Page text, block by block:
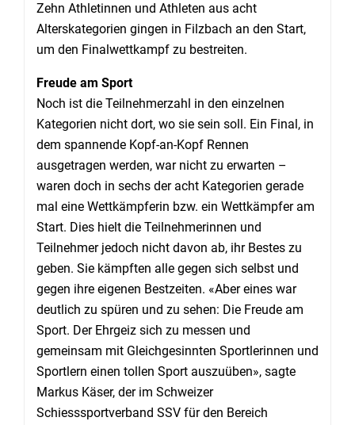
Zehn Athletinnen und Athleten aus acht
Alterskategorien gingen in Filzbach an den Start,
um den Finalwettkampf zu bestreiten.
Freude am Sport
Noch ist die Teilnehmerzahl in den einzelnen
Kategorien nicht dort, wo sie sein soll. Ein Final, in
dem spannende Kopf-an-Kopf Rennen
ausgetragen werden, war nicht zu erwarten –
waren doch in sechs der acht Kategorien gerade
mal eine Wettkämpferin bzw. ein Wettkämpfer am
Start. Dies hielt die Teilnehmerinnen und
Teilnehmer jedoch nicht davon ab, ihr Bestes zu
geben. Sie kämpften alle gegen sich selbst und
gegen ihre eigenen Bestzeiten. «Aber eines war
deutlich zu spüren und zu sehen: Die Freude am
Sport. Der Ehrgeiz sich zu messen und
gemeinsam mit Gleichgesinnten Sportlerinnen und
Sportlern einen tollen Sport auszuüben», sagte
Markus Käser, der im Schweizer
Schiesssportverband SSV für den Bereich